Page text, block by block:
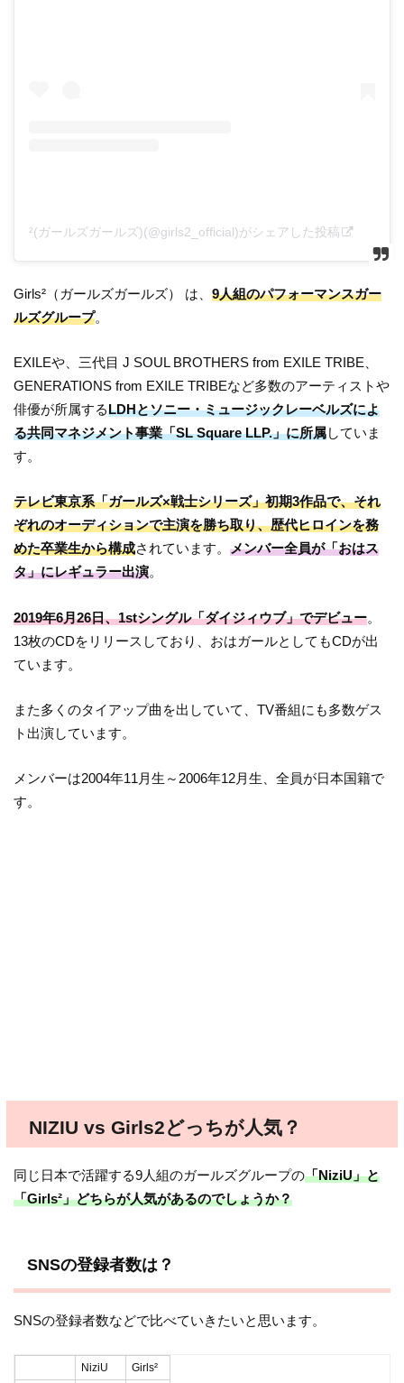
²(ガールズガールズ)(@girls2_official)がシェアした投稿
Girls²（ガールズガールズ） は、9人組のパフォーマンスガー
ルズグループ。
EXILEや、三代目 J SOUL BROTHERS from EXILE TRIBE、
GENERATIONS from EXILE TRIBEなど多数のアーティストや
俳優が所属するLDHとソニー・ミュージックレーベルズによ
る共同マネジメント事業「SL Square LLP.」に所属していま
す。
テレビ東京系「ガールズ×戦士シリーズ」初期3作品で、それ
ぞれのオーディションで主演を勝ち取り、歴代ヒロインを務
めた卒業生から構成されています。メンバー全員が「おはス
タ」にレギュラー出演。
2019年6月26日、1stシングル「ダイジィウブ」でデビュー。
13枚のCDをリリースしており、おはガールとしてもCDが出
ています。
また多くのタイアップ曲を出していて、TV番組にも多数ゲス
ト出演しています。
メンバーは2004年11月生～2006年12月生、全員が日本国籍で
す。
NIZIU vs Girls2どっちが人気？
同じ日本で活躍する9人組のガールズグループの「NiziU」と
「Girls²」どちらが人気があるのでしょうか？
SNSの登録者数は？
SNSの登録者数などで比べていきたいと思います。
NiziU
Girls²